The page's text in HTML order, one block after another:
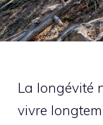
La longévité
vivre